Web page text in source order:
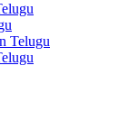
Telugu